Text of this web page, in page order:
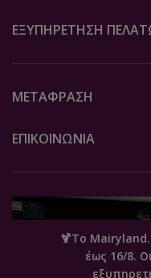
🍹Το
έως 16/8.
ΕΞΥΠΗΡΈΤΗΣΗ
ΜΕΤΆΦΡΑΣΗ
ΕΠΙΚΟΙΝΩΝΙΑ